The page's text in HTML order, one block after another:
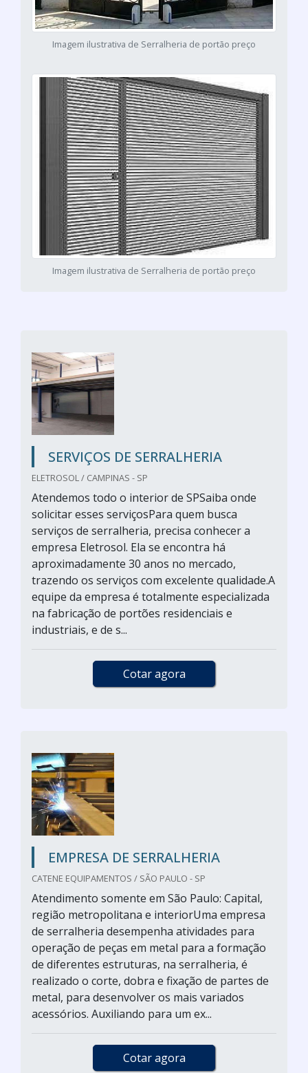
Imagem ilustrativa de Serralheria de portão preço
Imagem ilustrativa de Serralheria de portão preço
SERVIÇOS DE SERRALHERIA
ELETROSOL / CAMPINAS - SP
Atendemos todo o interior de SPSaiba onde
solicitar esses serviçosPara quem busca
serviços de serralheria, precisa conhecer a
empresa Eletrosol. Ela se encontra há
aproximadamente 30 anos no mercado,
trazendo os serviços com excelente qualidade.A
equipe da empresa é totalmente especializada
na fabricação de portões residenciais e
industriais, e de s...
Cotar agora
EMPRESA DE SERRALHERIA
CATENE EQUIPAMENTOS / SÃO PAULO - SP
Atendimento somente em São Paulo: Capital,
região metropolitana e interiorUma empresa
de serralheria desempenha atividades para
operação de peças em metal para a formação
de diferentes estruturas, na serralheria, é
realizado o corte, dobra e fixação de partes de
metal, para desenvolver os mais variados
acessórios. Auxiliando para um ex...
Cotar agora